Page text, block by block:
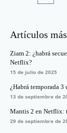
Artículos
Ziam 2: ¿habrá
Netflix?
15 de julio de 2025
¿Habrá temporada
13 de septiembre de
Mantis 2 en Netflix:
29 de septiembre de